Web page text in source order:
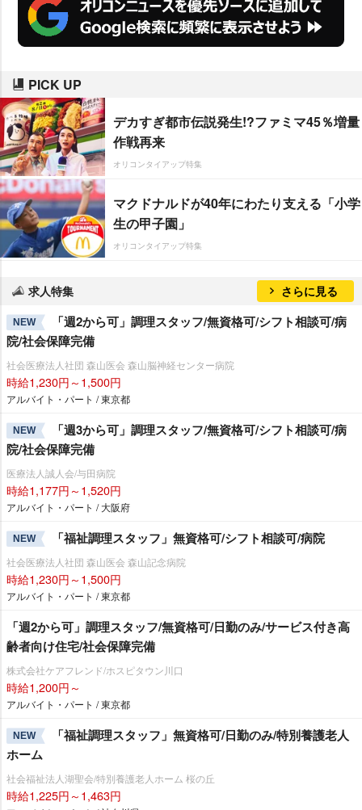
PICK UP
デカすぎ都市伝説発生!?ファミマ45％増量
作戦再来
オリコンタイアップ特集
マクドナルドが40年にわたり支える「小学
生の甲子園」
オリコンタイアップ特集
求人特集 さらに見る
NEW
「週2から可」調理スタッフ/無資格可/シフト相談可/病
院/社会保障完備
社会医療法人社団 森山医会 森山脳神経センター病院
時給1,230円～1,500円
アルバイト・パート / 東京都
NEW
「週3から可」調理スタッフ/無資格可/シフト相談可/病
院/社会保障完備
医療法人誠人会/与田病院
時給1,177円～1,520円
アルバイト・パート / 大阪府
NEW 「福祉調理スタッフ」無資格可/シフト相談可/病院
社会医療法人社団 森山医会 森山記念病院
時給1,230円～1,500円
アルバイト・パート / 東京都
「週2から可」調理スタッフ/無資格可/日勤のみ/サービス付き高
齢者向け住宅/社会保障完備
株式会社ケアフレンド/ホスピタウン川口
時給1,200円～
アルバイト・パート / 東京都
NEW
「福祉調理スタッフ」無資格可/日勤のみ/特別養護老人
ホーム
社会福祉法人湖聖会/特別養護老人ホーム 桜の丘
時給1,225円～1,463円